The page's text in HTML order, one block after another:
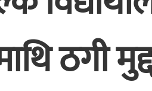
ठगी